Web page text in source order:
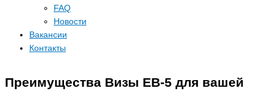
FAQ
Новости
Вакансии
Контакты
Преимущества Визы EB-5 для вашей